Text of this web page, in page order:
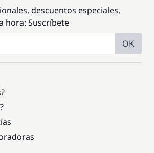
descuentos especiales,
hora: Suscríbete
OK